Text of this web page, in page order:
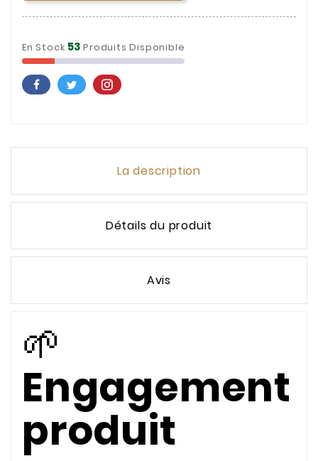
En Stock 53Produits Disponible
La description
Détails du produit
Avis
🌱
Engagement
produit